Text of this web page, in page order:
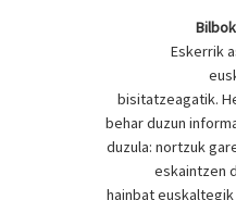
Eskerrik
bisitatzeagatik.
behar duzun
duzula: nortzuk
eskaintzen
hainbat